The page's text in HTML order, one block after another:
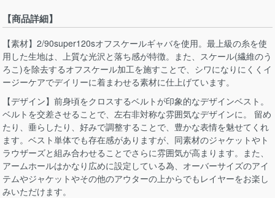
【商品詳細】
【素材】2/90super120sオフスケールギャバを使用。最上級の糸を使
用した生地は、上質な光沢と落ち感が特徴。また、スケール(繊維のう
ろこ)を除去するオフスケール加工を施すことで、シワになりにくくイ
ージーケアでデイリーに着まわせる素材に仕上げています。
【デザイン】前身頃をクロスするベルトが印象的なデザインベスト。
ベルトを交差させることで、左右非対称な雰囲気なデザインに。 留め
たり、垂らしたり、好みで調整することで、豊かな表情を魅せてくれ
ます。ベスト単体でも存在感がありますが、同素材のジャケットやト
ラウザーズと組み合わせることでさらに雰囲気が高まります。また、
アームホールはかなり広めに設定している為、オーバーサイズのアイ
テムやジャケットやその他のアウターの上からでもレイヤーをお楽し
みいただけます。